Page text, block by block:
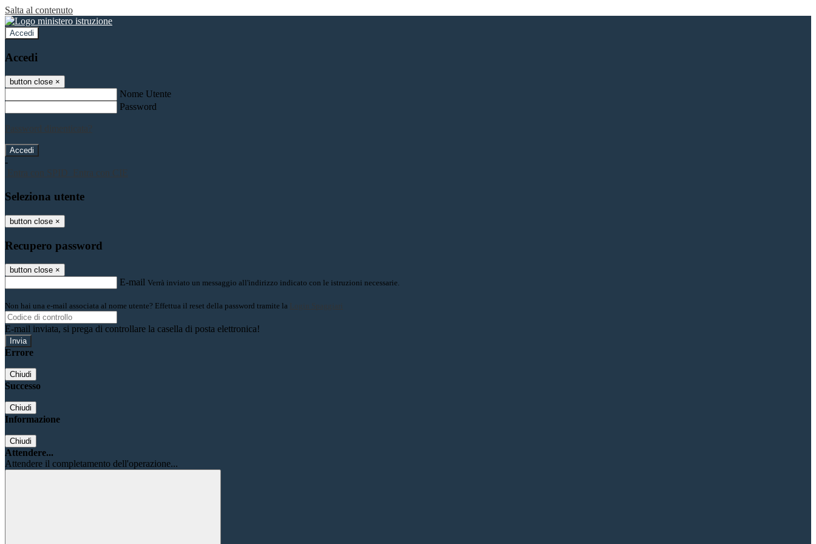
Salta al contenuto
Accedi
Accedi
button close ×
Nome Utente
Password
Password dimenticata?
-
Entra con SPID
Entra con CIE
Seleziona utente
button close ×
Recupero password
button close ×
E-mail Verrà inviato un messaggio all'indirizzo indicato con le istruzioni necessarie.
Non hai una e-mail associata al nome utente? Effettua il reset della password tramite la Login Spaggiari
E-mail inviata, si prega di controllare la casella di posta elettronica!
Errore
Chiudi
Successo
Chiudi
Informazione
Chiudi
Attendere...
Attendere il completamento dell'operazione...